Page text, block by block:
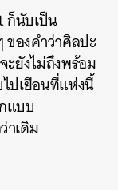
ก็นับเป็น
องคำว่าศิลปะ
ะยังไม่ถึงพร้อม
ปเยือนที่แห่งนี้
แบบ
าเดิม